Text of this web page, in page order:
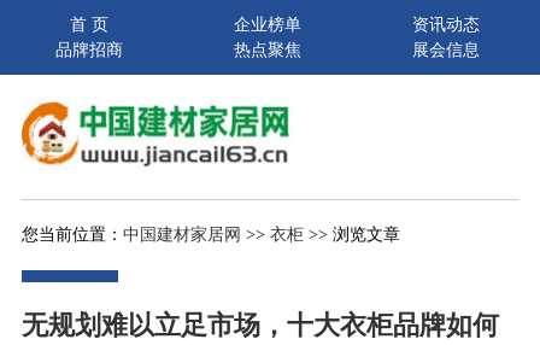
首 页 企业榜单
资讯动态
品牌招商
热点聚焦 展会信息
您当前位置： 中国建材家居网 >> 衣柜>> 浏览文章
无规划难以立足市场，十大衣柜品牌如何